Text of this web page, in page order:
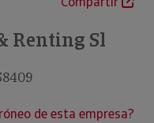
Renting Sl
de esta empresa?